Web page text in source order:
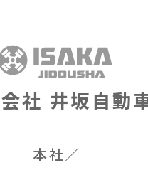
社 井坂自動
本社／